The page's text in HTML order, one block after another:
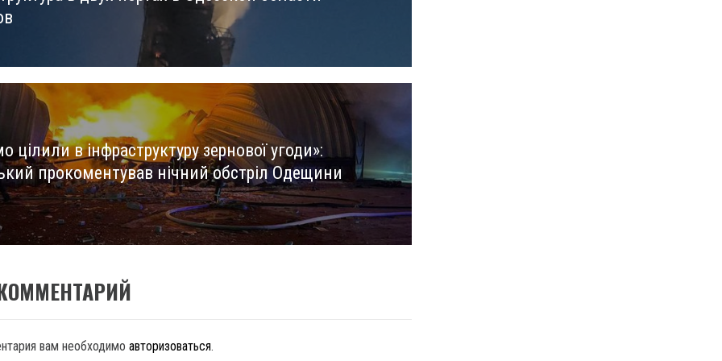
цілили в інфраструктуру зернової угоди»:
прокоментував нічний обстріл Одещини
вам необходимо авторизоваться.